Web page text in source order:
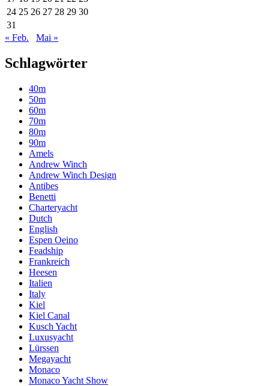
24 25 26 27 28 29 30
31
« Feb.
Mai »
Schlagwörter
40m
50m
60m
70m
80m
90m
Amels
Andrew Winch
Andrew Winch Design
Antibes
Benetti
Charteryacht
Dutch
English
Espen Oeino
Feadship
Frankreich
Heesen
Italien
Italy
Kiel
Kiel Canal
Kusch Yacht
Luxusyacht
Lürssen
Megayacht
Monaco
Monaco Yacht Show